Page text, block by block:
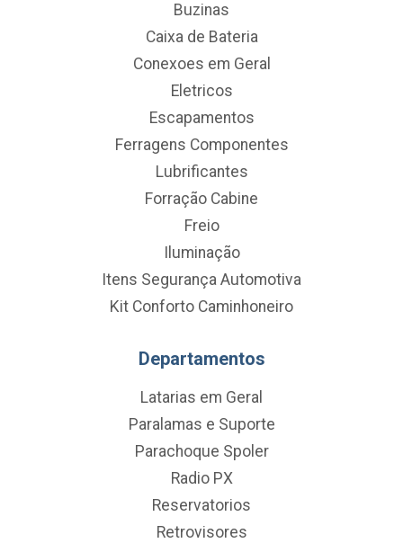
Buzinas
Caixa de Bateria
Conexoes em Geral
Eletricos
Escapamentos
Ferragens Componentes
Lubrificantes
Forração Cabine
Freio
Iluminação
Itens Segurança Automotiva
Kit Conforto Caminhoneiro
Departamentos
Latarias em Geral
Paralamas e Suporte
Parachoque Spoler
Radio PX
Reservatorios
Retrovisores